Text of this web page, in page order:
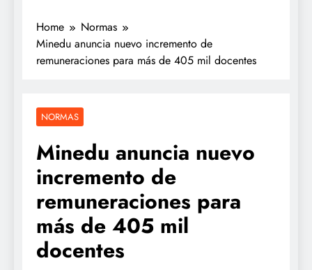
Home
Normas
Minedu anuncia nuevo incremento de
remuneraciones para más de 405 mil docentes
NORMAS
Minedu anuncia nuevo
incremento de
remuneraciones para
más de 405 mil
docentes